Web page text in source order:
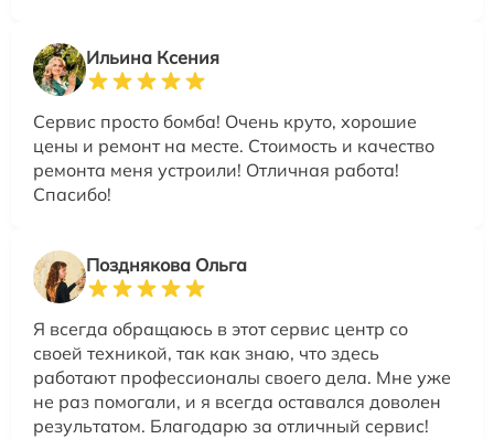
Ильина Ксения
Сервис просто бомба! Очень круто, хорошие
цены и ремонт на месте. Стоимость и качество
ремонта меня устроили! Отличная работа!
Спасибо!
Позднякова Ольга
Я всегда обращаюсь в этот сервис центр со
своей техникой, так как знаю, что здесь
работают профессионалы своего дела. Мне уже
не раз помогали, и я всегда оставался доволен
результатом. Благодарю за отличный сервис!